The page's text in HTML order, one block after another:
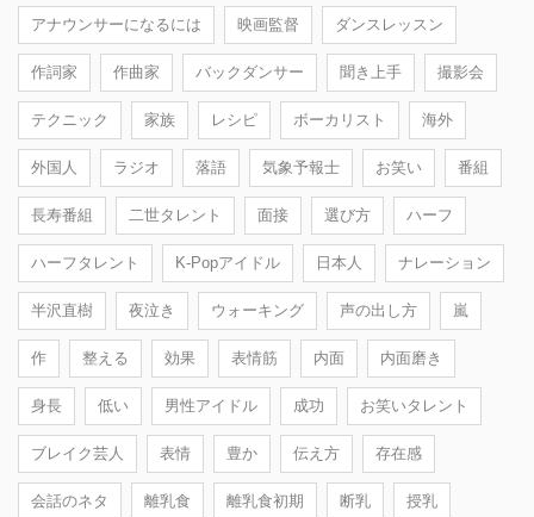
アナウンサーになるには 映画監督 ダンスレッスン
作詞家 作曲家 バックダンサー 聞き上手 撮影会
テクニック 家族 レシピ ボーカリスト 海外
外国人 ラジオ 落語 気象予報士 お笑い 番組
長寿番組 二世タレント 面接 選び方 ハーフ
ハーフタレント K-Popアイドル 日本人 ナレーション
半沢直樹 夜泣き ウォーキング 声の出し方 嵐
作 整える 効果 表情筋 内面 内面磨き
身長 低い 男性アイドル 成功 お笑いタレント
ブレイク芸人 表情 豊か 伝え方 存在感
会話のネタ 離乳食 離乳食初期 断乳 授乳